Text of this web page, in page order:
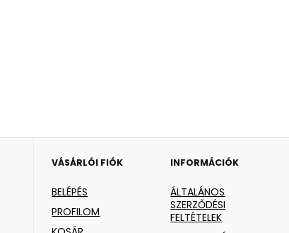
VÁSÁRLÓI FIÓK
BELÉPÉS
PROFILOM
INFORMÁCIÓK
ÁLTALÁNOS
SZERZŐDÉSI
FELTÉTELEK